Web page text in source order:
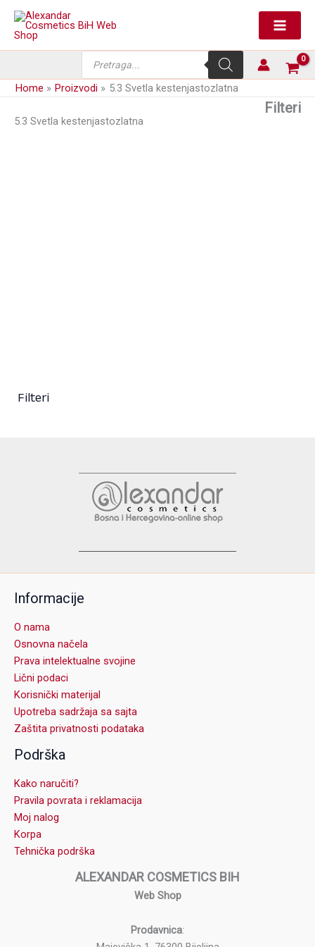
Skip
content
search
Home Proizvodi 5.3 Svetla kestenjastozlatna
Filteri
5.3 Svetla kestenjastozlatna
Filteri
Informacije
O nama
Osnovna načela
Prava intelektualne svojine
Lični podaci
Korisnički materijal
Upotreba sadržaja sa sajta
Zaštita privatnosti podataka
Podrška
Kako naručiti?
Pravila povrata i reklamacija
Moj nalog
Korpa
Tehnička podrška
ALEXANDAR COSMETICS BIH
Web Shop
Prodavnica: